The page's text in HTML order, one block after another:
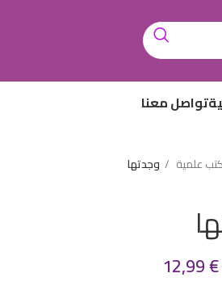
تواصل معنا
كتب علمية وجدتها
12,99€